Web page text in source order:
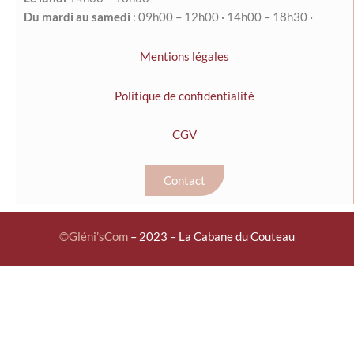
Du mardi au samedi : 09h00 – 12h00 · 14h00 – 18h30 ·
Mentions légales
Politique de confidentialité
CGV
Contact
©Gléni’sCom – 2023 – La Cabane du Couteau